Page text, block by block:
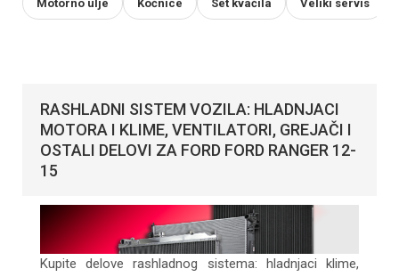
Motorno ulje Kočnice Set kvačila Veliki servis
RASHLADNI SISTEM VOZILA: HLADNJACI
MOTORA I KLIME, VENTILATORI, GREJAČI I
OSTALI DELOVI ZA FORD FORD RANGER 12-
15
Kupite delove rashladnog sistema: hladnjaci klime,